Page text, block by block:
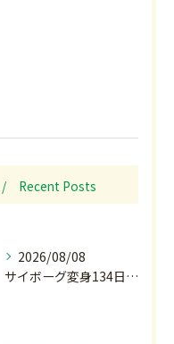
Recent Posts
2026/08/08
サイボーグ変身134日目.ゾロ目.お盆休み.甲子園.佐野日大.麦倉監督37年振り白星.柔道インターハイ.2歳ダリア賞.GⅢ.エルムS. GⅢ.レパードS. GⅢ.CBC賞.応援印…土曜の朝〜